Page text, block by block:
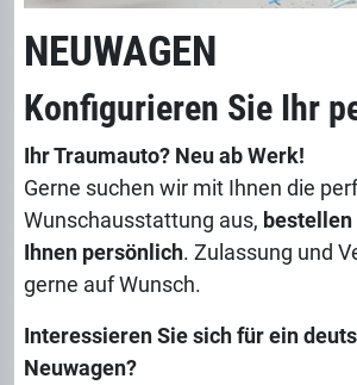
NEUWAGEN
Konfigurieren Sie Ihr
Ihr Traumauto? Neu ab Werk!
Gerne suchen wir mit Ihnen die
Wunschausstattung aus,
Ihnen persönlich. Zulassung und
gerne auf Wunsch.
Interessieren Sie sich für ein
Neuwagen?